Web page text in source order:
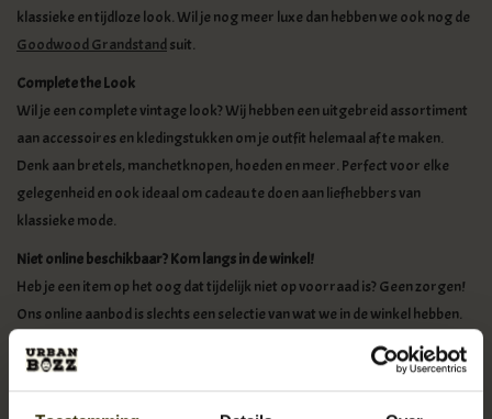
klassieke en tijdloze look. Wil je nog meer luxe dan hebben we ook nog de
Goodwood Grandstand suit.
Complete the Look
Wil je een complete vintage look? Wij hebben een uitgebreid assortiment
aan accessoires en kledingstukken om je outfit helemaal af te maken.
Denk aan bretels, manchetknopen, hoeden en meer. Perfect voor elke
gelegenheid en ook ideaal om cadeau te doen aan liefhebbers van
klassieke mode.
Niet online beschikbaar?Kom langs in de winkel!
Heb je een item op het oog dat tijdelijk niet op voorraad is? Geen zorgen!
Ons online aanbod is slechts een selectie van wat we in de winkel hebben.
vind je vaak vergelijkbare producten en
misschien zelfs een verrassende ontdekking die nóg beter bij je past.